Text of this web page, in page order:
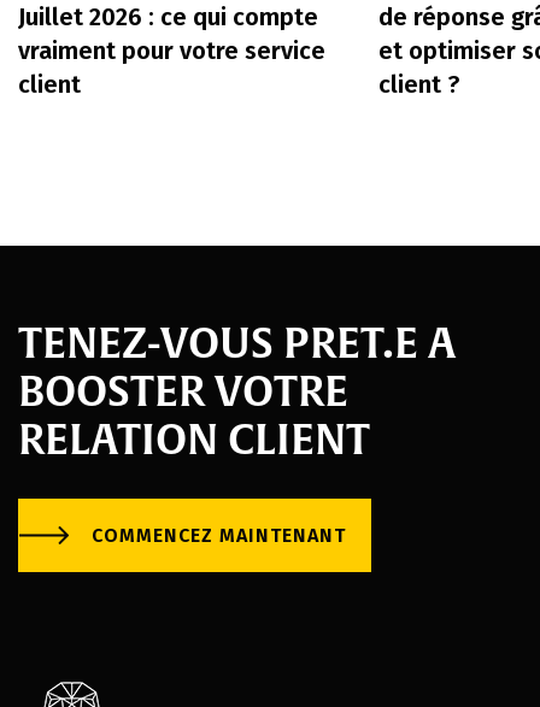
Juillet 2026 : ce qui compte
vraiment pour votre service
client
de réponse
et optimiser
client ?
TENEZ-VOUS PRET.E A
BOOSTER VOTRE
RELATION CLIENT
COMMENCEZ MAINTENANT